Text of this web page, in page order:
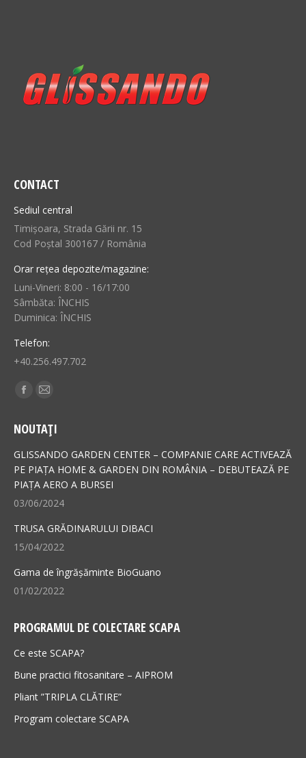
CONTACT
Sediul central
Timișoara, Strada Gării nr. 15
Cod Poștal 300167 / România
Orar rețea depozite/magazine:
Luni-Vineri: 8:00 - 16/17:00
Sâmbăta: ÎNCHIS
Duminica: ÎNCHIS
Telefon:
+40.256.497.702
Find us on:
Facebook
opens
in
new
window
Mail
opens
in
new
window
NOUTAȚI
GLISSANDO GARDEN CENTER – COMPANIE CARE ACTIVEAZĂ
PE PIAȚA HOME & GARDEN DIN ROMÂNIA – DEBUTEAZĂ PE
PIAȚA AERO A BURSEI
03/06/2024
TRUSA GRĂDINARULUI DIBACI
15/04/2022
Gama de îngrășăminte BioGuano
01/02/2022
PROGRAMUL DE COLECTARE SCAPA
Ce este SCAPA?
Bune practici fitosanitare – AIPROM
Pliant ”TRIPLA CLĂTIRE”
Program colectare SCAPA